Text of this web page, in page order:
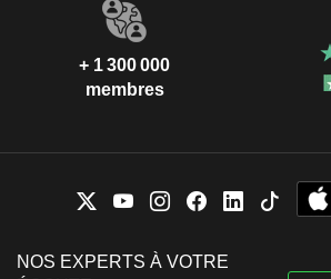
+ 1 300 000
membres
NOS EXPERTS À VOTRE